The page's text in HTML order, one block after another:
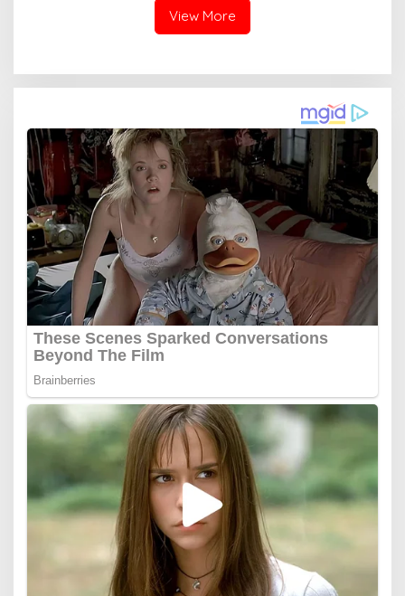
Menyelamatkan GenerasiView More